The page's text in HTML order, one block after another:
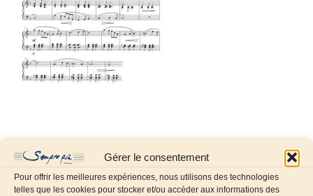
Gérer le consentement
Pour offrir les meilleures expériences, nous utilisons des technologies
telles que les cookies pour stocker et/ou accéder aux informations des